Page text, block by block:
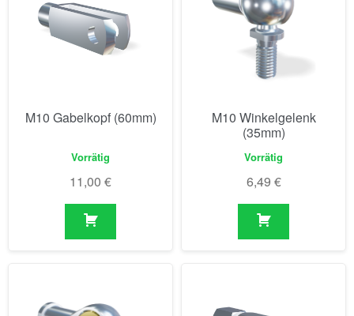
M10 Gabelkopf (60mm)
Vorrätig
11,00 €
M10 Winkelgelenk
(35mm)
Vorrätig
6,49 €